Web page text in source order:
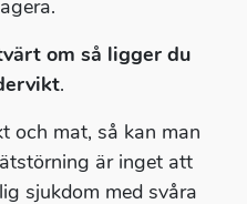
om så ligger du
.
och mat, så kan man
är inget att
sjukdom med svåra